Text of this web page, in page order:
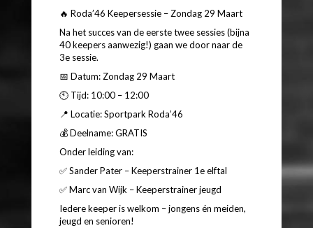
🔥 Roda’46 Keepersessie – Zondag 29 Maart
Na het succes van de eerste twee sessies (bijna
40 keepers aanwezig!) gaan we door naar de
3e sessie.
📅 Datum: Zondag 29 Maart
🕙 Tijd: 10:00 – 12:00
📍 Locatie: Sportpark Roda’46
💰 Deelname: GRATIS
Onder leiding van:
✅ Sander Pater – Keeperstrainer 1e elftal
✅ Marc van Wijk – Keeperstrainer jeugd
Iedere keeper is welkom – jongens én meiden,
jeugd en senioren!